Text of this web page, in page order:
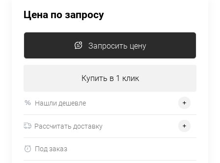
Цена по запросу
Запросить цену
Купить в 1 клик
Нашли дешевле
Рассчитать доставку
Под заказ